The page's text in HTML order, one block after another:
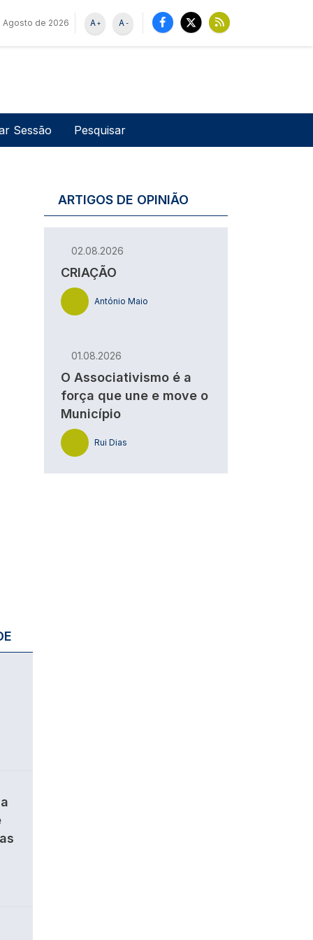
Agosto de 2026 -
A
+
A
de utilizador
Sessão
ARTIGOS DE OPINIÃO
02.08.2026
CRIAÇÃO
António Maio
01.08.2026
O Associativismo é a
força que une e move o
Município
Rui Dias